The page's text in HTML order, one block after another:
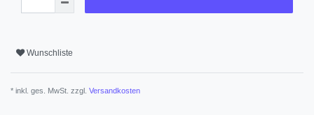
Wunschliste
* inkl. ges. MwSt. zzgl. Versandkosten